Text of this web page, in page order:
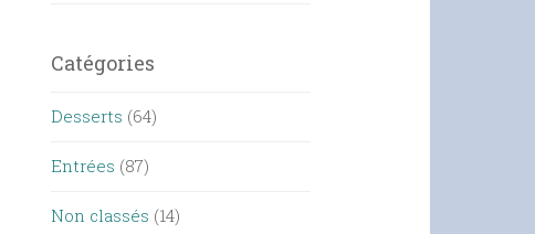
Catégories
Desserts (64)
Entrées (87)
Non classés (14)